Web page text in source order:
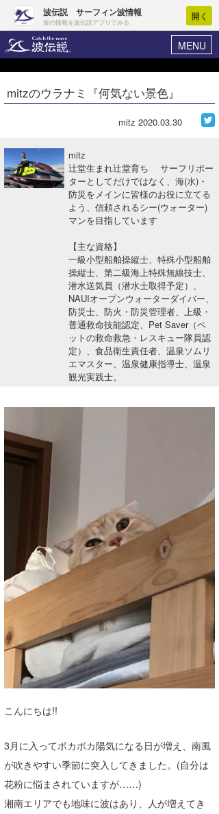
波伝説 サーフィン波情報
波の情報を波伝説アプリでみる
開く
MENU
ヘルプ マイホーム
ログイン
波情報･概況
WAVE HUNTER波予想ツール
サーフィンエリアガイド
会員メニュー
今月のプレゼント
mitzのウラナミ『何気ない景色』
mitz 2020.03.30
mitz
辻堂生まれ辻堂育ち サーフリポー
ターとしてだけではなく、海(水)・
防災をメインに皆様のお役に立てる
よう、信頼されるシー(ウォーター)
マンを目指しています
【主な資格】
一級小型船舶操縦士、特殊小型船舶
操縦士、第二級海上特殊無線技士、
潜水送気員（潜水士取得予定）、
NAUIオープンウォーターダイバー、
防災士、防火・防災管理者、上級・
普通救命技能認定、Pet Saver（ペ
ットの救命救急・レスキュー隊員認
定）、食品衛生責任者、温泉ソムリ
エマスター、温泉健康指導士、温泉
観光実践士。
こんにちは!!
3月に入ってポカポカ陽気になる日が増え、南風
が吹きやすい季節に突入してきました。(自分は
花粉に悩まされていますが……)
湘南エリアでも地味に波はあり、人が増えてき
Core Surf Japan
ファッション/グッズ
アート＆エンタメ
ショップ情報
ショップ情報
四国
沖縄
ルール＆How to
サーファーズ
ライター/寄稿メディア
Core Surf Japan
Naoya Kimoto
mitsuteru Kamio
Yasunari Inoue
Yoshiyuki Obata
arukasvision
DELTA FORCE SURF
メディア
SURFMEDIA
Colors MAGAZINE
WAVAL
波伝説アンバサダー/プロライダー
福島寿実子
中浦“JET”章
嵯峨明日香
進士剛光
波伝説スタッフ
☆加藤
+☆maki☆+
Aichan
波伝説